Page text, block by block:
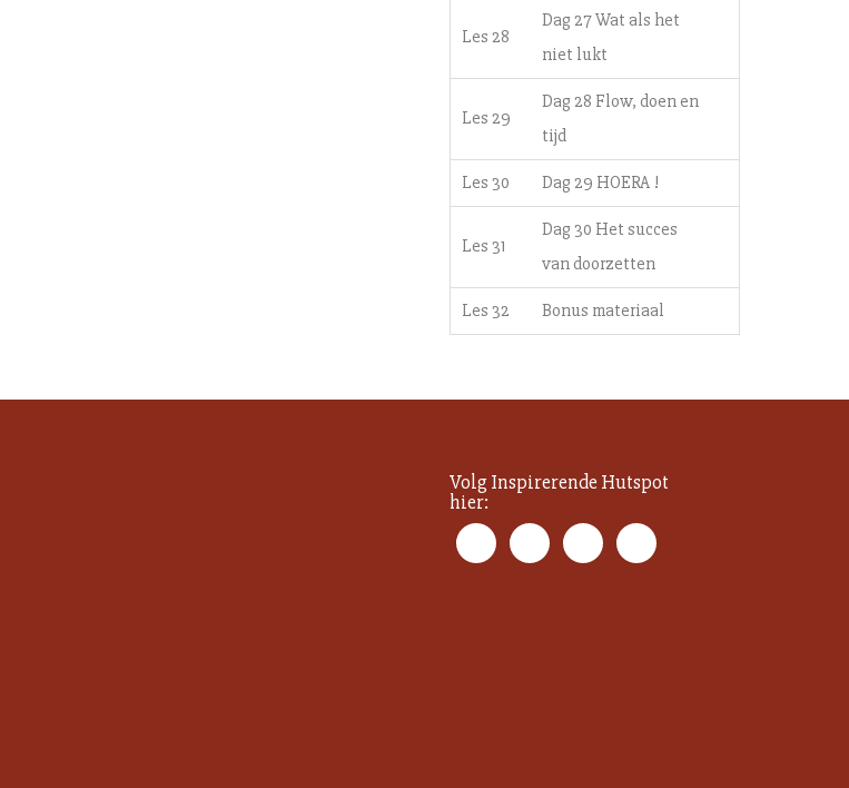
Les 28
Dag 27 Wat als het
niet lukt
Les 29
Dag 28 Flow, doen en
tijd
Les 30 Dag 29 HOERA !
Les 31
Dag 30 Het succes
van doorzetten
Les 32 Bonus materiaal
Volg Inspirerende Hutspot
hier: